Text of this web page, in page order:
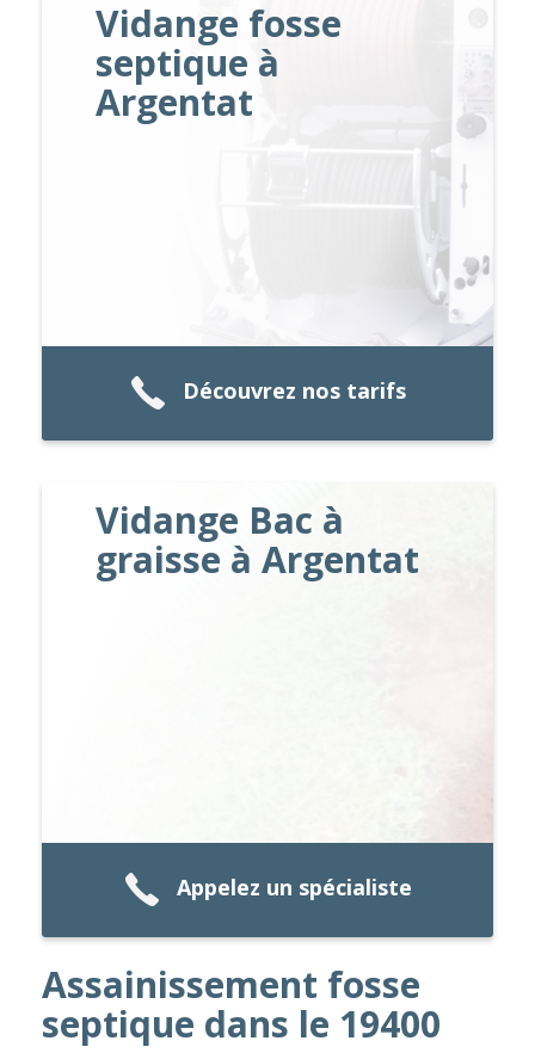
Vidange fosse
septique à
Argentat
Découvrez nos tarifs
Vidange Bac à
graisse à Argentat
Appelez un spécialiste
Assainissement fosse
septique dans le 19400